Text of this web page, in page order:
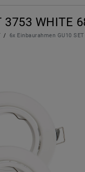
WHITE
6x Einbaurahmen GU10